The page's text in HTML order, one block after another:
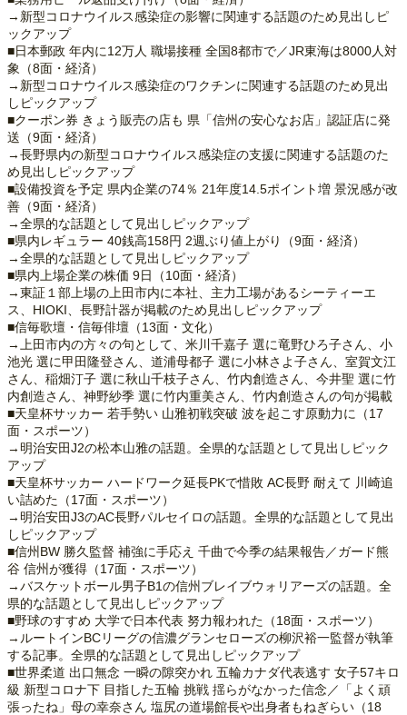
→新型コロナウイルス感染症の影響に関連する話題のため見出しピ
ックアップ
■日本郵政 年内に12万人 職場接種 全国8都市で／JR東海は8000人対
象（8面・経済）
→新型コロナウイルス感染症のワクチンに関連する話題のため見出
しピックアップ
■クーポン券 きょう販売の店も 県「信州の安心なお店」認証店に発
送（9面・経済）
→長野県内の新型コロナウイルス感染症の支援に関連する話題のた
め見出しピックアップ
■設備投資を予定 県内企業の74％ 21年度14.5ポイント増 景況感が改
善（9面・経済）
→全県的な話題として見出しピックアップ
■県内レギュラー 40銭高158円 2週ぶり値上がり（9面・経済）
→全県的な話題として見出しピックアップ
■県内上場企業の株価 9日（10面・経済）
→東証１部上場の上田市内に本社、主力工場があるシーティーエ
ス、HIOKI、長野計器が掲載のため見出しピックアップ
■信毎歌壇・信毎俳壇（13面・文化）
→上田市内の方々の句として、米川千嘉子 選に竜野ひろ子さん、小
池光 選に甲田隆登さん、道浦母都子 選に小林さよ子さん、室賀文江
さん、稲畑汀子 選に秋山千枝子さん、竹内創造さん、今井聖 選に竹
内創造さん、神野紗季 選に竹内重美さん、竹内創造さんの句が掲載
■天皇杯サッカー 若手勢い 山雅初戦突破 波を起こす原動力に（17
面・スポーツ）
→明治安田J2の松本山雅の話題。全県的な話題として見出しピック
アップ
■天皇杯サッカー ハードワーク延長PKで惜敗 AC長野 耐えて 川崎追
い詰めた（17面・スポーツ）
→明治安田J3のAC長野パルセイロの話題。全県的な話題として見出
しピックアップ
■信州BW 勝久監督 補強に手応え 千曲で今季の結果報告／ガード熊
谷 信州が獲得（17面・スポーツ）
→バスケットボール男子B1の信州ブレイブウォリアーズの話題。全
県的な話題として見出しピックアップ
■野球のすすめ 大学で日本代表 努力報われた（18面・スポーツ）
→ルートインBCリーグの信濃グランセローズの柳沢裕一監督が執筆
する記事。全県的な話題として見出しピックアップ
■世界柔道 出口無念 一瞬の隙突かれ 五輪カナダ代表逃す 女子57キロ
級 新型コロナ下 目指した五輪 挑戦 揺らがなかった信念／「よく頑
張ったね」母の幸奈さん 塩尻の道場館長や出身者もねぎらい（18